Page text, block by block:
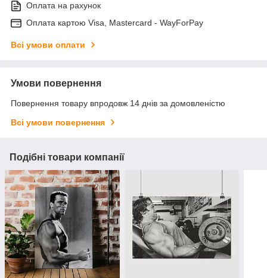
Оплата на рахунок
Оплата картою Visa, Mastercard - WayForPay
Всі умови оплати
Умови повернення
Повернення товару впродовж 14 днів за домовленістю
Всі умови повернення
Подібні товари компанії